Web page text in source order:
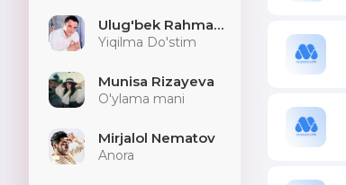
Ulug'bek Rahmatullayev
Yiqilma Do'stim
Munisa Rizayeva
O'ylama mani
Mirjalol Nematov
Anora